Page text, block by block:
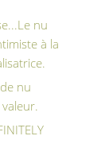
nu
à la
nu